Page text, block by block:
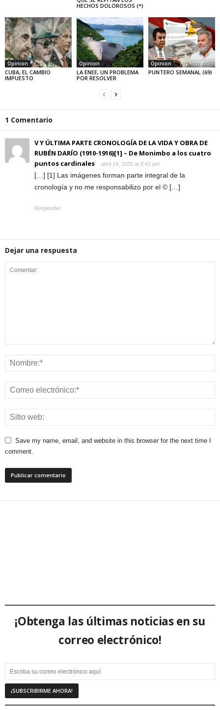
HECHOS DOLOROSOS (*)
Opinion
CUBA, EL CAMBIO
IMPUESTO
Opinion
LA ENEE, UN PROBLEMA
POR RESOLVER
Opinion
PUNTERO SEMANAL (69)
1 Comentario
V Y ÚLTIMA PARTE CRONOLOGÍA DE LA VIDA Y OBRA DE
RUBÉN DARÍO (1910-1916)[1] – De Monimbo a los cuatro
puntos cardinales
abril 14, 2025 at 8:42 pm
[…] [1] Las imágenes forman parte integral de la
cronología y no me responsabilizo por el © […]
Responder
Dejar una respuesta
Save my name, email, and website in this browser for the next time I
comment.
¡Obtenga las últimas noticias en su
correo electrónico!